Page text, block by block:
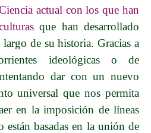
actual con los que han
que han desarrollado
largo de su historia. Gracias a
ideológicas o de
dar con un nuevo
universal que nos permita
en la imposición de líneas
están basadas en la unión de